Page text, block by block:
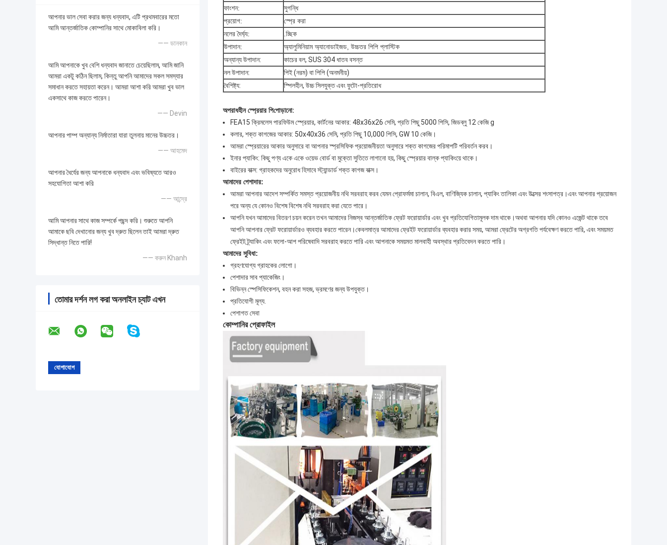
আপনার ভাল সেবা করার জন্য ধন্যবাদ, এটি প্রথমবারের মতো
আমি আন্তর্জাতিক কোম্পানির সাথে মোকাবিলা করি।
—— ডানকান
আমি আপনাকে খুব বেশি ধন্যবাদ জানাতে চেয়েছিলাম, আমি জানি
আমরা একটু কঠিন ছিলাম, কিন্তু আপনি আমাদের সকল সমস্যার
সমাধান করতে সহায়তা করেন। আমরা আশা করি আমরা খুব ভাল
একসাথে কাজ করতে পারেন।
—— Devin
আপনার পাম্প অন্যান্য নির্মাতারা যারা তুলনায় মানের উচ্চতর।
—— আহমেদ
আপনার ধৈর্যের জন্য আপনাকে ধন্যবাদ এবং ভবিষ্যতে আরও
সহযোগিতা আশা করি
—— আন্দ্রে
আমি আপনার সাথে কাজ সম্পর্কে পছন্দ করি। শুরুতে আপনি
আমাকে ছবি দেখানোর জন্য খুব দ্রুত ছিলেন তাই আমরা দ্রুত
সিদ্ধান্ত নিতে পারি!
—— করুন Khanh
তোমার দর্শন লগ করা অনলাইন চ্যাট এখন
ফাংশন:
সুগন্ধি
প্রয়োগ:
স্প্রে করা
নলের দৈর্ঘ্য:
.চ্ছিক
উপাদান:
অ্যালুমিনিয়াম অ্যানোডাইজড, উচ্চতর পিপি প্লাস্টিক
অন্যান্য উপাদান:
কাচের বল, SUS 304 ধাতব বসন্ত
নল উপাদান:
পিই (নরম) বা পিপি (অনমনীয়)
বৈশিষ্ট্য:
স্পিলহীন, উচ্চ সিলযুক্ত এবং ফুটো-প্রতিরোধ
অপরাধহীন স্প্রেয়ার পিপোড়ানো:
FEA15 ক্রিমলেস পারফিউম স্প্রেয়ার, কার্টনের আকার: 48x36x26 সেমি, প্রতি পিছু 5000 পিসি, জিডব্লু 12 কেজি g
কলার, শক্ত কাগজের আকার: 50x40x36 সেমি, প্রতি পিছু 10,000 পিসি, GW 10 কেজি।
আমরা স্প্রেয়ারের আকার অনুসারে বা আপনার স্প্রসিফিক প্রয়োজনীয়তা অনুসারে শক্ত কাগজের পরিমাপটি পরিবর্তন করব।
ইনার প্যাকিং: কিছু পণ্য একে একে ওয়েভ বোর্ড বা মুক্তো সুতিতে লাগানো হয়, কিছু স্প্রেয়ার বাল্ক প্যাকিংয়ে থাকে।
বাইরের বাক্স: গ্রাহকদের অনুরোধ হিসাবে স্ট্যান্ডার্ড শক্ত কাগজ বাক্স।
আমাদের পেশাদার:
আমরা আপনার আদেশ সম্পর্কিত সমস্ত প্রয়োজনীয় নথি সরবরাহ করব যেমন প্রোফর্মমা চালান, বিএল, বাণিজ্যিক চালান, প্যাকিং তালিকা এবং উত্সের শংসাপত্র।এবং আপনার প্রয়োজন
পরে অন্য যে কোনও বিশেষ বিশেষ নথি সরবরাহ করা যেতে পারে।
আপনি যখন আমাদের বিতরণ চয়ন করেন তখন আমাদের নিজস্ব আন্তর্জাতিক ফ্রেট ফরোয়ার্ডার এবং খুব প্রতিযোগিতামূলক দাম থাকে।অথবা আপনার যদি কোনও এজেন্ট থাকে তবে
আপনি আপনার ফ্রেট ফরোয়ার্ডারও ব্যবহার করতে পারেন।কেবলমাত্র আমাদের ফ্রেইট ফরোয়ার্ডার ব্যবহার করার সময়, আমরা ফ্রেটের অগ্রগতি পর্যবেক্ষণ করতে পারি, এবং সময়মত
ফ্রেইট ট্র্যাকিং এবং ফলো-আপ পরিষেবাদি সরবরাহ করতে পারি এবং আপনাকে সময়মত মালবাহী অবস্থার প্রতিবেদন করতে পারি।
আমাদের সুবিধা:
গ্রহণযোগ্য গ্রাহকের লোগো।
পেশাদার সাব প্যাকেজিং।
বিভিন্ন স্পেসিফিকেশন, বহন করা সহজ, ভ্রমণের জন্য উপযুক্ত।
প্রতিযোগী মূল্য.
পেশাগত সেবা
কোম্পানির প্রোফাইল